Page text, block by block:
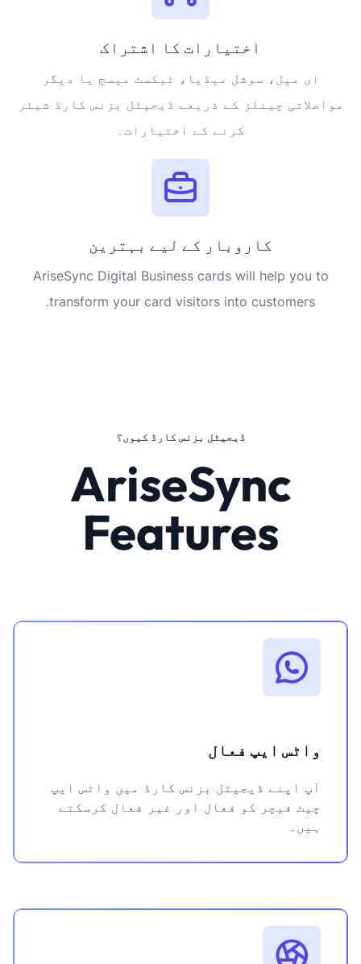
اختیارات کا اشتراک
ای میل، سوشل میڈیا، ٹیکسٹ میسج یا دیگر
مواصلاتی چینلز کے ذریعے ڈیجیٹل بزنس کارڈ شیئر
کرنے کے اختیارات۔
کاروبار کے لیے بہترین
AriseSync Digital Business cards will help you to
transform your card visitors into customers.
ڈیجیٹل بزنس کارڈ کیوں؟
AriseSync
Features
واٹس ایپ فعال
آپ اپنے ڈیجیٹل بزنس کارڈ میں واٹس ایپ
چیٹ فیچر کو فعال اور غیر فعال کرسکتے
ہیں۔